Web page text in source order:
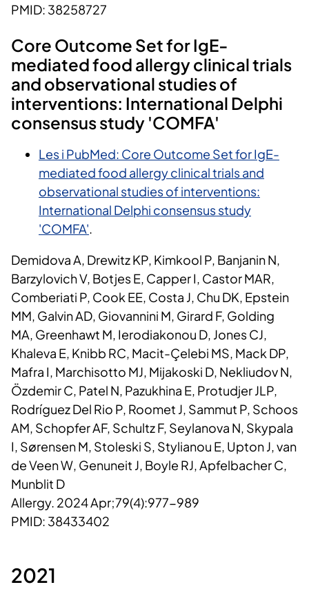
PMID: 38258727
Core Outcome Set for IgE-
mediated food allergy clinical trials
and observational studies of
interventions: International Delphi
consensus study 'COMFA'
Les i PubMed: Core Outcome Set for IgE-
mediated food allergy clinical trials and
observational studies of interventions:
International Delphi consensus study
'COMFA'.
Demidova A, Drewitz KP, Kimkool P, Banjanin N,
Barzylovich V, Botjes E, Capper I, Castor MAR,
Comberiati P, Cook EE, Costa J, Chu DK, Epstein
MM, Galvin AD, Giovannini M, Girard F, Golding
MA, Greenhawt M, Ierodiakonou D, Jones CJ,
Khaleva E, Knibb RC, Macit-Çelebi MS, Mack DP,
Mafra I, Marchisotto MJ, Mijakoski D, Nekliudov N,
Özdemir C, Patel N, Pazukhina E, Protudjer JLP,
Rodríguez Del Rio P, Roomet J, Sammut P, Schoos
AM, Schopfer AF, Schultz F, Seylanova N, Skypala
I, Sørensen M, Stoleski S, Stylianou E, Upton J, van
de Veen W, Genuneit J, Boyle RJ, Apfelbacher C,
Munblit D
Allergy. 2024 Apr;79(4):977-989
PMID: 38433402
2021